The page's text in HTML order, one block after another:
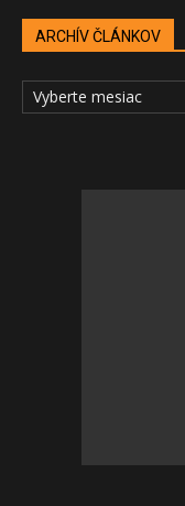
ARCHÍV ČLÁNKOV
ARCHÍV
ČLÁNKOV